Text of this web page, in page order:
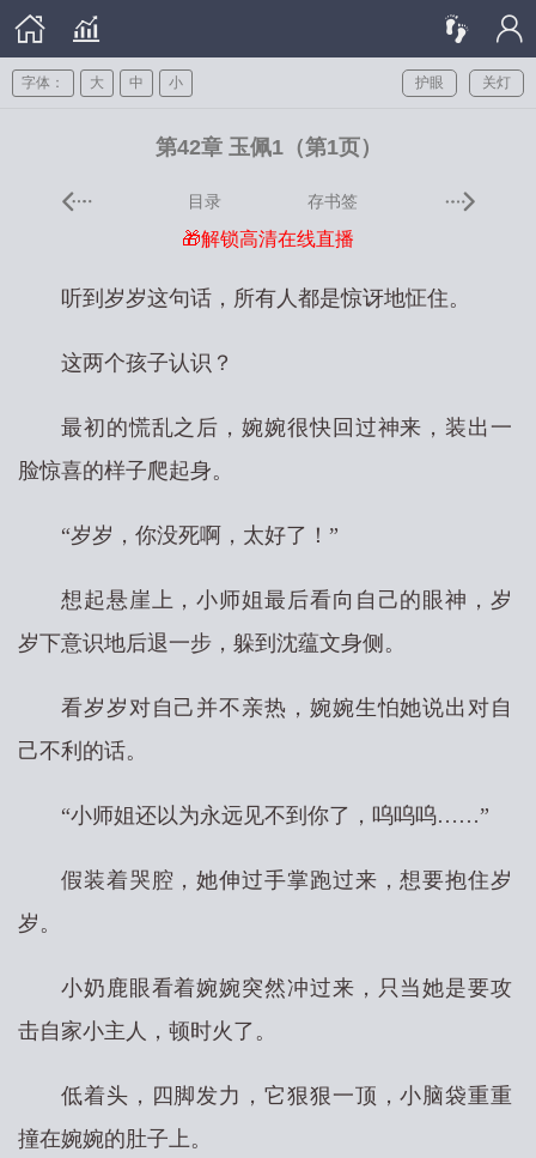
关灯
护眼
字体： 大 中 小
第42章 玉佩1（第1页）
目录 存书签
🎁解锁高清在线直播
听到岁岁这句话，所有人都是惊讶地怔住。
这两个孩子认识？
最初的慌乱之后，婉婉很快回过神来，装出一
脸惊喜的样子爬起身。
“岁岁，你没死啊，太好了！”
想起悬崖上，小师姐最后看向自己的眼神，岁
岁下意识地后退一步，躲到沈蕴文身侧。
看岁岁对自己并不亲热，婉婉生怕她说出对自
己不利的话。
“小师姐还以为永远见不到你了，呜呜呜……”
假装着哭腔，她伸过手掌跑过来，想要抱住岁
岁。
小奶鹿眼看着婉婉突然冲过来，只当她是要攻
击自家小主人，顿时火了。
低着头，四脚发力，它狠狠一顶，小脑袋重重
撞在婉婉的肚子上。